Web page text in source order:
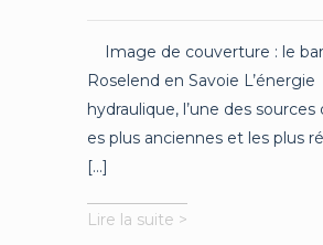
Image de couverture : le
Roselend en Savoie L’énergie
hydraulique, l’une des sources
es plus anciennes et les plus
[...]
Lire la suite >